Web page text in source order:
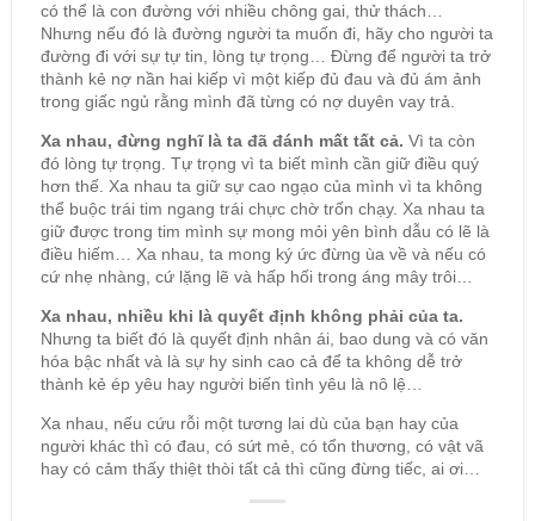
có thể là con đường với nhiều chông gai, thử thách…
Nhưng nếu đó là đường người ta muốn đi, hãy cho người ta
đường đi với sự tự tin, lòng tự trọng… Đừng để người ta trở
thành kẻ nợ nần hai kiếp vì một kiếp đủ đau và đủ ám ảnh
trong giấc ngủ rằng mình đã từng có nợ duyên vay trả.
Xa nhau, đừng nghĩ là ta đã đánh mất tất cả. Vì ta còn
đó lòng tự trọng. Tự trọng vì ta biết mình cần giữ điều quý
hơn thế. Xa nhau ta giữ sự cao ngạo của mình vì ta không
thể buộc trái tim ngang trái chực chờ trốn chạy. Xa nhau ta
giữ được trong tim mình sự mong mỏi yên bình dẫu có lẽ là
điều hiếm… Xa nhau, ta mong ký ức đừng ùa về và nếu có
cứ nhẹ nhàng, cứ lặng lẽ và hấp hối trong áng mây trôi…
Xa nhau, nhiều khi là quyết định không phải của ta.
Nhưng ta biết đó là quyết định nhân ái, bao dung và có văn
hóa bậc nhất và là sự hy sinh cao cả để ta không dễ trở
thành kẻ ép yêu hay người biến tình yêu là nô lệ…
Xa nhau, nếu cứu rỗi một tương lai dù của bạn hay của
người khác thì có đau, có sứt mẻ, có tổn thương, có vật vã
hay có cảm thấy thiệt thòi tất cả thì cũng đừng tiếc, ai ơi…